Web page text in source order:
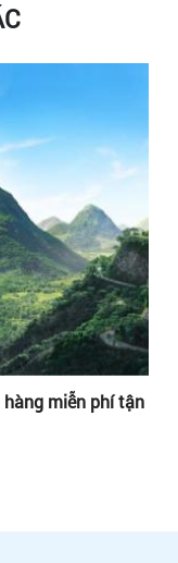
miễn phí tận